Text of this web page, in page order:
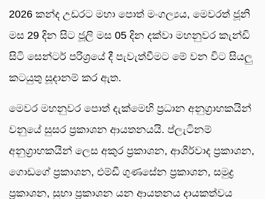
2026 කන්ද උඩරට මහා පොත් මංගල්‍යය, මෙවරත් ජූනි
මස 29 දින සිට ජූලි මස 05 දින දක්වා මහනුවර කැන්ඩි
සිටි සෙන්ටර් පරිශ්‍රයේ දී පැවැත්වීමට මේ වන විට සියලු
කටයුතු සූදානම් කර ඇත.
මෙවර මහනුවර පොත් දැක්මෙහි ප්‍රධාන අනුග්‍රාහකයින්
වනුයේ සුසර ප්‍රකාශන ආයතනයයි. ප්ලැටිනම්
අනුග්‍රාහකයින් ලෙස අකුර ප්‍රකාශන, ආශිර්වාද ප්‍රකාශන,
ගොඩගේ ප්‍රකාශන, එම්ඩී ගුණසේන ප්‍රකාශන, සමුද්‍ර
ප්‍රකාශන, සුභා ප්‍රකාශන යන ආයතනය දායකත්වය